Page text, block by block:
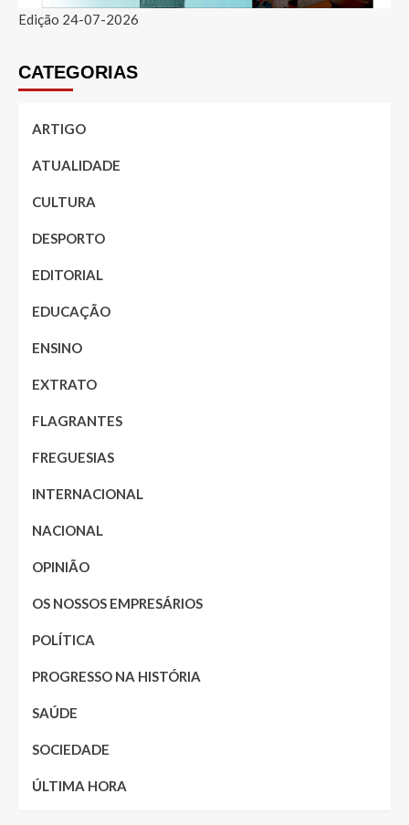
Edição 24-07-2026
CATEGORIAS
ARTIGO
ATUALIDADE
CULTURA
DESPORTO
EDITORIAL
EDUCAÇÃO
ENSINO
EXTRATO
FLAGRANTES
FREGUESIAS
INTERNACIONAL
NACIONAL
OPINIÃO
OS NOSSOS EMPRESÁRIOS
POLÍTICA
PROGRESSO NA HISTÓRIA
SAÚDE
SOCIEDADE
ÚLTIMA HORA